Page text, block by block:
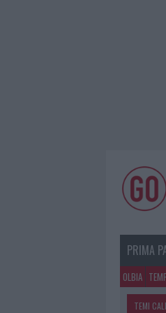
PRIMA
OLBIA
TEMI